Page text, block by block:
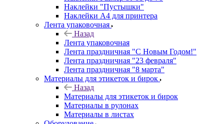
Наклейки "Пустышки"
Наклейки А4 для принтера
Лента упаковочная
Назад
Лента упаковочная
Лента праздничная "С Новым Годом!"
Лента праздничная "23 февраля"
Лента праздничная "8 марта"
Материалы для этикеток и бирок
Назад
Материалы для этикеток и бирок
Материалы в рулонах
Материалы в листах